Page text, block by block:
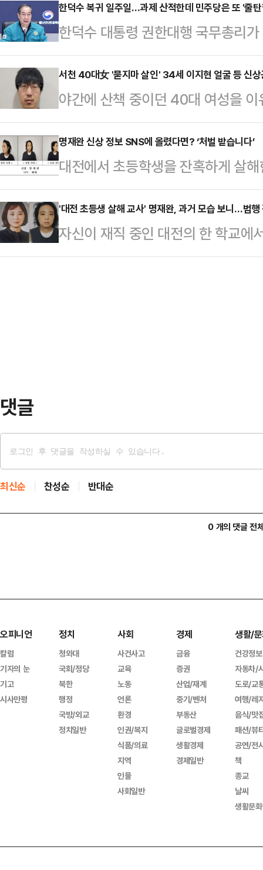
방송된 SBS '그것이 알고싶다'에서
개됐다.이날 명재완의 과거 제자는
으로 남아있다"라고 말했다. 제자
님들과 잘 어울리는 성향은 아니었
받아왔다. 명재완은 이 시기부터
경찰은 "개인사라 …
한덕수 복귀 일주일…과제 산적한데 민주당은 또 '줄
한덕수 대통령 권한대행 국무총리
로 87일 만에 돌아와 숨가쁜 일주
정치권 통합을 강조했고, 두 번의
쟁' 대응, '산불 재난' 현장을 챙기는
은 현재 진행형이며, 산불 재난 역
지 못해 탄핵 정국 속에서 '한덕수
불어민주당은 마은혁 헌법재판관
해 '국무…
서천 40대女 '묻지마 살인' 34세 이지현 얼굴 등 신상
야간에 산책 중이던 40대 여성을
가 공개됐다.앞서 충남경찰청은 지
이지현의 이름, 나이, 사진 등을 충
정했다.이지현은 지난2 일 오후 9
도로변에서 산책을 나온 A 씨(여
이튿날 자택에서 검거된 이지현은
을 많이 잃었고 세상이 도와주지 않
갔는데 A씨를 발견하…
명재완 신상 정보 SNS에 올렸다면? ‘처벌 받습니다’
대전에서 초등학생을 잔혹하게 살
다. 이후 인스타그램 등 SNS에는
시작했다.하지만 SNS에 피의자 정
처벌을 받을 수 있다.12일 대전경
공개하면서 “공개된 정보 외에 피
'대전 초등생 살해 교사' 명재완, 과거 모습 보니…범행
자신이 재직 중인 대전의 한 학교에
전 기이한 행동을 보였던 것으로
댓글
최신순 찬성순 반대순
0 개의 댓글 전
오피니언
칼럼
기자의 눈
기고
시사만평
정치
청와대
국회/정당
북한
행정
국방/외교
정치일반
사회
사건사고
교육
노동
언론
환경
인권/복지
식품/의료
지역
인물
사회일반
경제
금융
증권
산업/재계
중기/벤처
부동산
글로벌경제
생활경제
경제일반
생활/
건강정보
자동차/
도로/교
여행/레
음식/맛
패션/뷰
공연/전
책
종교
날씨
생활문